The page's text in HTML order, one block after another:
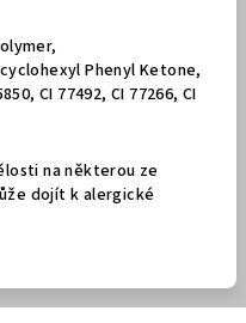
Phenyl Ketone,
CI 77492, CI 77266, CI
na některou ze
dojít k alergické